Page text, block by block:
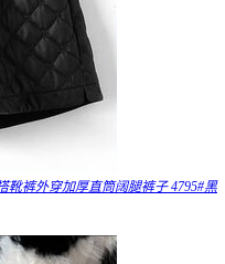
靴裤外穿加厚直筒阔腿裤子 4795#黑